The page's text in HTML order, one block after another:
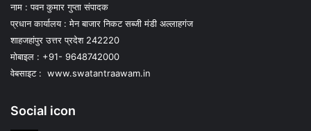
नाम : पवन कुमार गुप्ता संपादक
प्रधान कार्यालय : मेन बाजार निकट सब्जी मंडी अल्लाहगंज
शाहजहांपुर उत्तर प्रदेश 242220
मोबाइल : +91- 9648742000
वेबसाइट : www.swatantraawam.in
Social icon